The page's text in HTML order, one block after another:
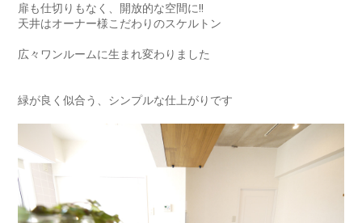
扉も仕切りもなく、開放的な空間に!!
天井はオーナー様こだわりのスケルトン
広々ワンルームに生まれ変わりました
緑が良く似合う、シンプルな仕上がりです